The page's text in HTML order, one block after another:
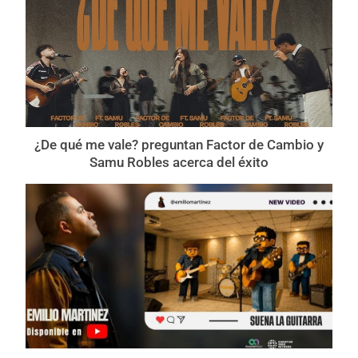
¿De qué me vale? preguntan Factor de Cambio y
Samu Robles acerca del éxito